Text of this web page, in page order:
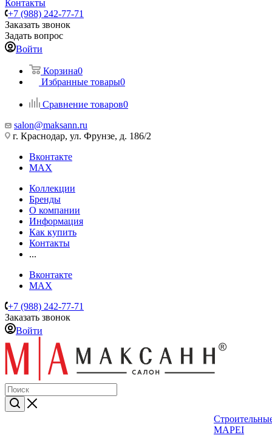
Контакты
+7 (988) 242-77-71
Заказать звонок
Задать вопрос
Войти
Корзина0
Избранные товары0
Сравнение товаров0
salon@maksann.ru
г. Краснодар, ул. Фрунзе, д. 186/2
Вконтакте
MAX
Коллекции
Бренды
О компании
Информация
Как купить
Контакты
...
Вконтакте
MAX
+7 (988) 242-77-71
Заказать звонок
Войти
MAPEI